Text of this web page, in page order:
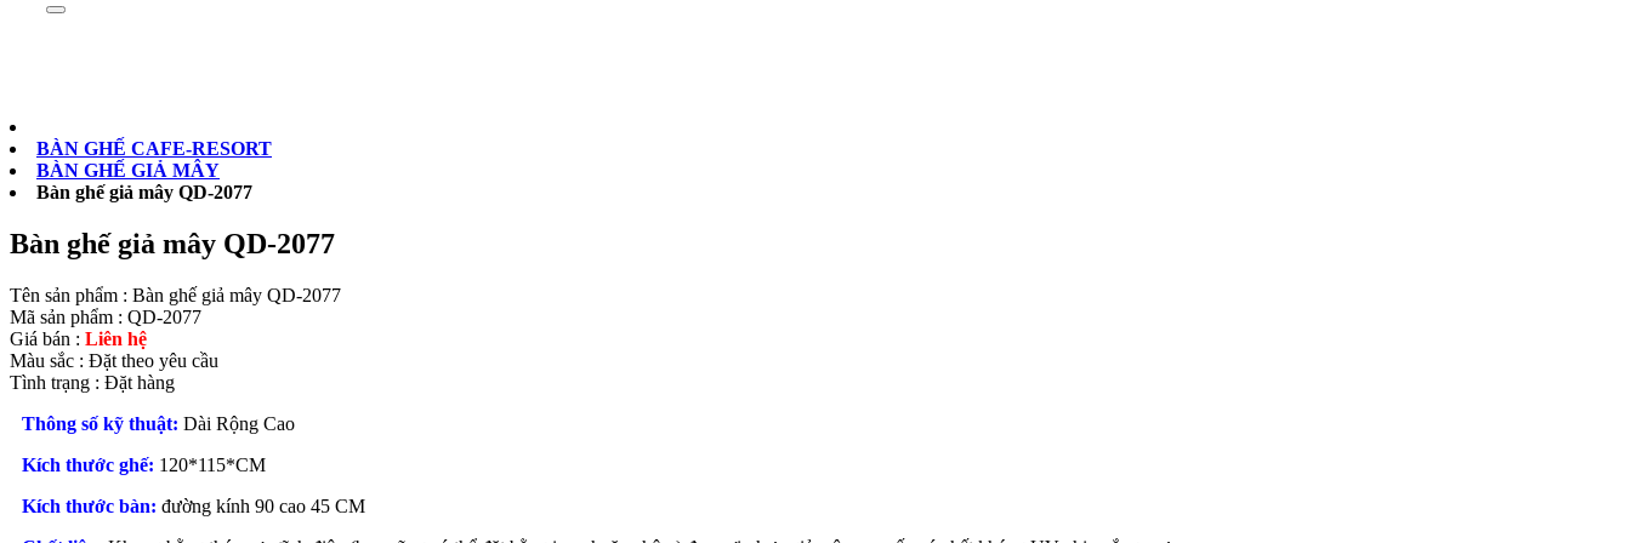
BÀN GHẾ CAFE-RESORT
BÀN GHẾ GIẢ MÂY
Bàn ghế giả mây QD-2077
Bàn ghế giả mây QD-2077
Tên sản phẩm : Bàn ghế giả mây QD-2077
Mã sản phẩm : QD-2077
Giá bán : Liên hệ
Màu sắc : Đặt theo yêu cầu
Tình trạng : Đặt hàng
Thông số kỹ thuật: Dài Rộng Cao
Kích thước ghế: 120*115*CM
Kích thước bàn: đường kính 90 cao 45 CM